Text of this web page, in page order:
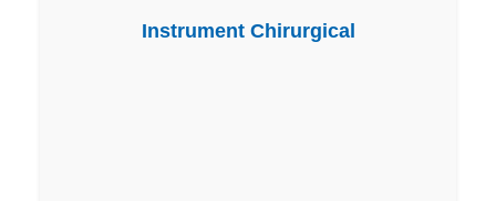
Instrument Chirurgical